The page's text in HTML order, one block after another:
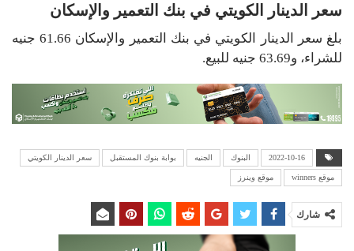
سعر الدينار الكويتي في بنك التعمير والإسكان
بلغ سعر الدينار الكويتي في بنك التعمير والإسكان 61.66 جنيه
للشراء، و63.69 جنيه للبيع.
2022-10-16 البنوك الجنيه بوابة بنوك المستقبل سعر الدينار الكويتي
موقع winners موقع وينرز
شارك